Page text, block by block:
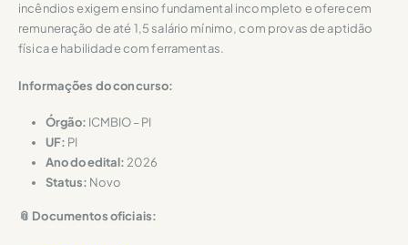
incêndios exigem ensino fundamental incompleto e oferecem
remuneração de até 1,5 salário mínimo, com provas de aptidão
física e habilidade com ferramentas.
Informações do concurso:
Órgão: ICMBIO – PI
UF: PI
Ano do edital: 2026
Status: Novo
📎 Documentos oficiais: